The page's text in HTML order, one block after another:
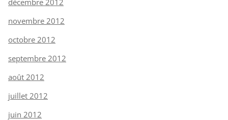
novembre 2012
octobre 2012
septembre 2012
août 2012
juillet 2012
juin 2012